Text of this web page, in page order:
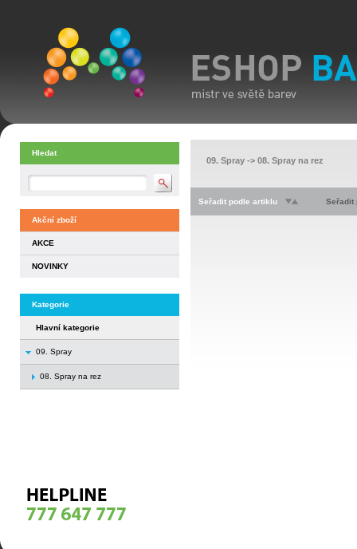
Hledat
Akční zboží
AKCE
NOVINKY
Kategorie
Hlavní kategorie
09. Spray
08. Spray na rez
09. Spray -> 08. Spray na rez
Seřadit podle artiklu Seřadit